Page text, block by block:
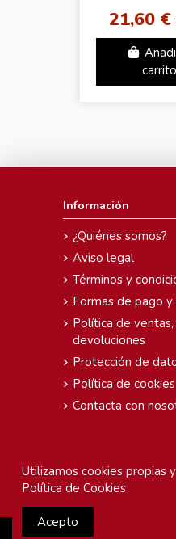
21,60 €
carrito
Información
¿Quiénes somos?
Aviso legal
Términos y
Formas de pago
Política de
devoluciones
Protección de
Política de cookies
Contacta con
Utilizamos cookies propias
Política de Cookies
Acepto